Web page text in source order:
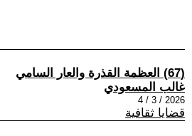
(67) العظمة القذرة والعار السامي
غالب المسعودي
2026 / 3 / 4
قضايا ثقافية